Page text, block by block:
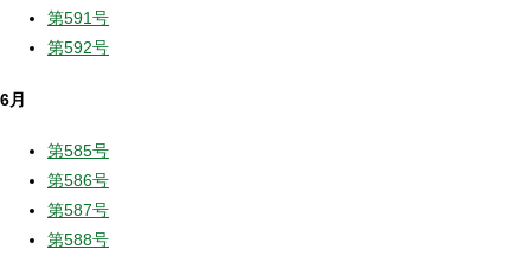
第591号
第592号
6月
第585号
第586号
第587号
第588号